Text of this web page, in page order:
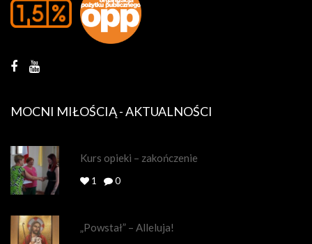
MOCNI MIŁOŚCIĄ - AKTUALNOŚCI
Kurs opieki – zakończenie
1 0
„Powstał” – Alleluja!